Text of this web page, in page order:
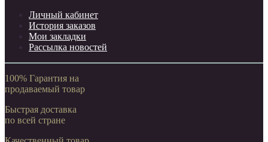
Личный кабинет
История заказов
Мои закладки
Рассылка новостей
100% Гарантия на
продаваемый товар
Быстрая доставка
по всей стране